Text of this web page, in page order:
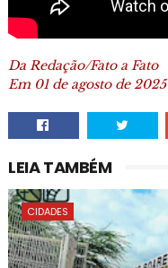
Da Redação/Fato a Fato
Em 01 de agosto de 2025
LEIA TAMBÉM
CIDADES